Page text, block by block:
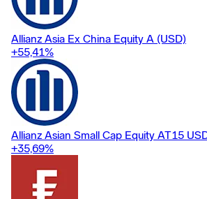
Allianz Asia Ex China Equity A (USD)
+55,41%
Allianz Asian Small Cap Equity AT15
+35,69%